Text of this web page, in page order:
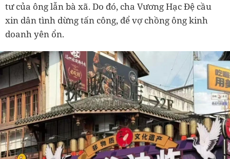
tư của ông lẫn bà xã. Do đó, cha Vương Hạc Đệ cầu
xin dân tình dừng tấn công, để vợ chồng ông kinh
doanh yên ổn.